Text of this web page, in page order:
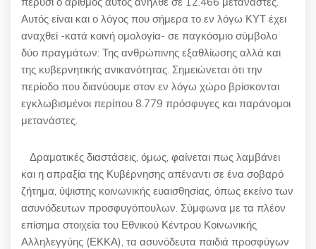
Αυτός είναι και ο λόγος που σήμερα το εν λόγω ΚΥΤ έχει
αναχθεί -κατά κοινή ομολογία- σε παγκόσμιο σύμβολο
δύο πραγμάτων: Της ανθρώπινης εξαθλίωσης αλλά και
της κυβερνητικής ανικανότητας. Σημειώνεται ότι την
περίοδο που διανύουμε στον εν λόγω χώρο βρίσκονται
εγκλωβισμένοι περίπου 8.779 πρόσφυγες και παράνομοι
μετανάστες.
Δραματικές διαστάσεις, όμως, φαίνεται πως λαμβάνει
και η απραξία της Κυβέρνησης απέναντι σε ένα σοβαρό
ζήτημα, ύψιστης κοινωνικής ευαισθησίας, όπως εκείνο των
ασυνόδευτων προσφυγόπουλων. Σύμφωνα με τα πλέον
επίσημα στοιχεία του Εθνικού Κέντρου Κοινωνικής
Αλληλεγγύης (ΕΚΚΑ), τα ασυνόδευτα παιδιά προσφύγων